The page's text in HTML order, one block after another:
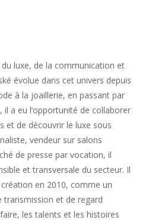
luxe, de la communication et
évolue dans cet univers depuis
à la joaillerie, en passant par
il a eu l’opportunité de collaborer
et de découvrir le luxe sous
vendeur sur salons
de presse par vocation, il
et transversale du secteur. Il
en 2010, comme un
transmission et de regard
les talents et les histoires